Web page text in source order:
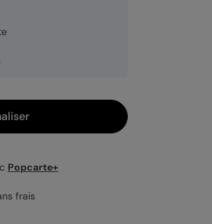
Popcarte+
frais